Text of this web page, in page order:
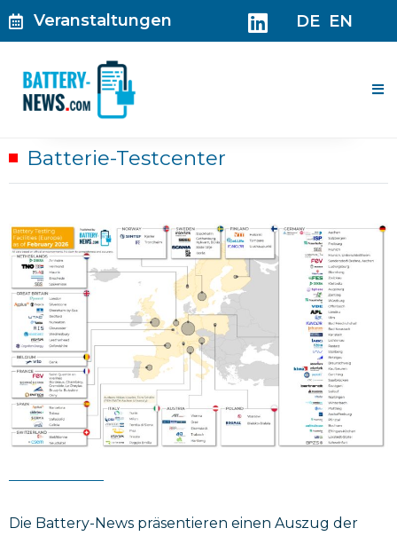
Zum
Inhalt
Veranstaltungen DE EN
Batterie-Testcenter
Die Battery-News präsentieren einen Auszug der